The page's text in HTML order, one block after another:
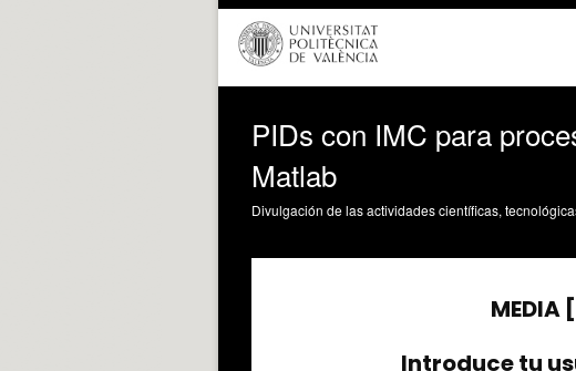
PIDs con IMC para
Matlab
Divulgación de las actividades científicas,